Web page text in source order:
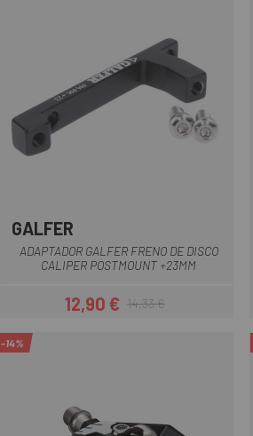
GALFER
ADAPTADOR GALFER FRENO DE DISCO
CALIPER POSTMOUNT +23MM
Precio
12,90 €Precio regular
14,33 €
-14%